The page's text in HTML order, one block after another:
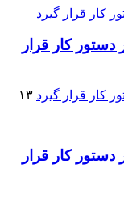
کار قرار
۱۳
کار قرار